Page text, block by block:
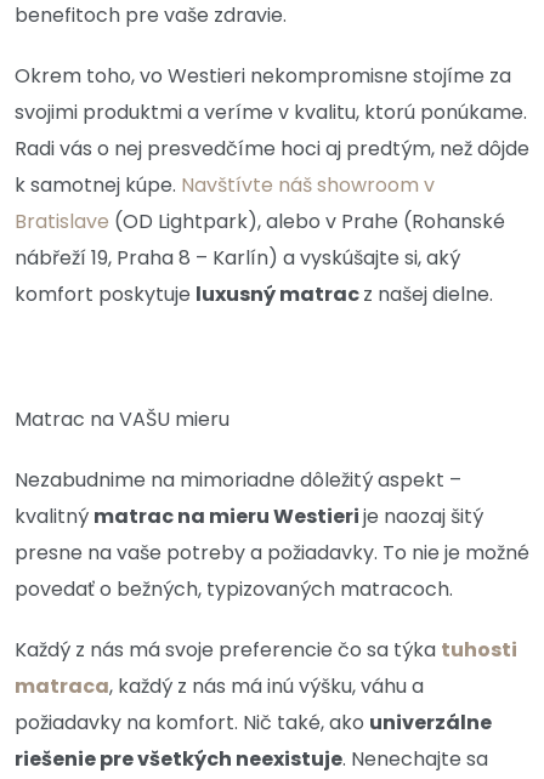
benefitoch pre vaše zdravie.
Okrem toho, vo Westieri nekompromisne stojíme za
svojimi produktmi a veríme v kvalitu, ktorú ponúkame.
Radi vás o nej presvedčíme hoci aj predtým, než dôjde
k samotnej kúpe. Navštívte náš showroom v
Bratislave (OD Lightpark), alebo v Prahe (Rohanské
nábřeží 19, Praha 8 – Karlín) a vyskúšajte si, aký
komfort poskytuje luxusný matracz našej dielne.
Matrac na VAŠU mieru
Nezabudnime na mimoriadne dôležitý aspekt –
kvalitný matrac na mieru Westierije naozaj šitý
presne na vaše potreby a požiadavky. To nie je možné
povedať o bežných, typizovaných matracoch.
Každý z nás má svoje preferencie čo sa týka tuhosti
matraca, každý z nás má inú výšku, váhu a
požiadavky na komfort. Nič také, ako univerzálne
riešenie pre všetkých neexistuje. Nenechajte sa